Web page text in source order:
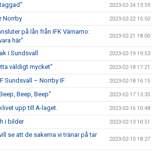
2023-02-24 13:59
Norrby 2023-02-22 15:50
på lån från IFK Värnamo:
här"
2023-02-21 18:00
i Sundsvall 2023-02-19 19:53
väldigt mycket" 2023-02-18 17:21
Sundsvall – Norrby IF 2023-02-18 16:15
Beep, Beep" 2023-02-17 13:35
upp till A-laget. 2023-02-16 10:48
i bilder 2023-02-13 10:51
se att de sakerna vi tränar på tar
2023-02-10 18:27